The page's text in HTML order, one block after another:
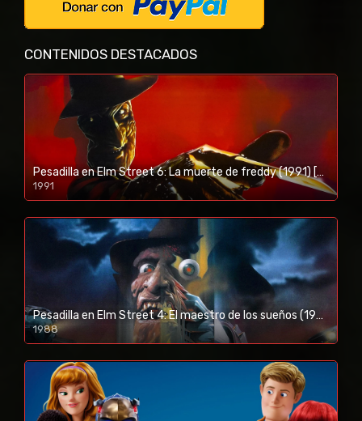
CONTENIDOS DESTACADOS
Pesadilla en Elm Street 6: La muerte de freddy (1991) [BR-RIP] [HD-1080p]
1991
Pesadilla en Elm Street 4: El maestro de los sueños (1988) [BR-RIP] [HD-1080p]
1988